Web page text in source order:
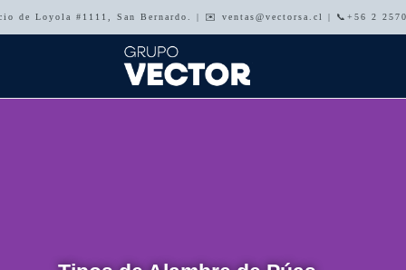
de Loyola #1111, San Bernardo. | ✉️ ventas@vectorsa.cl | 📞+56 2